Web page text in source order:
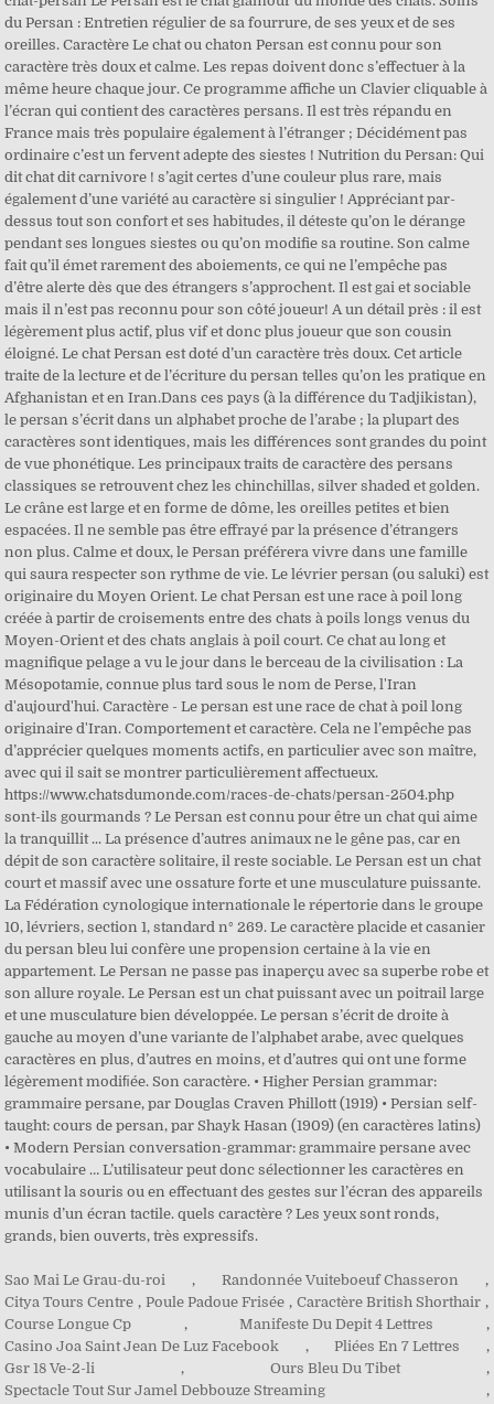
Sao Mai Le Grau-du-roi , Randonnée Vuiteboeuf Chasseron
,
Citya Tours Centre , Poule Padoue Frisée , Caractère British Shorthair ,
Course Longue Cp
, Manifeste Du Depit 4 Lettres
,
Casino Joa Saint Jean De Luz Facebook
, Pliées En 7 Lettres
,
Gsr 18 Ve-2-li
, Ours Bleu Du Tibet
,
Spectacle Tout Sur Jamel Debbouze Streaming
,